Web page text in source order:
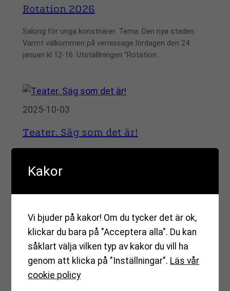
Rotation 2026
Salong för unga konstnärer. Tema: Den nya staden.
Varmt välkommen på vernissage lördagen den 24
januari kl 12-16. Utställlningen ”Rotation…
2025-10-03
Teater. Säg som det är!
”Säg som det är!” i Blackboxen i Bas Barkarby.
2025-07-16
Generalsparken. En ny lek- och
Kakor
Vi bjuder på kakor! Om du tycker det är ok,
klickar du bara på "Acceptera alla". Du kan
såklart välja vilken typ av kakor du vill ha
genom att klicka på "Inställningar". Läs vår
cookie policy